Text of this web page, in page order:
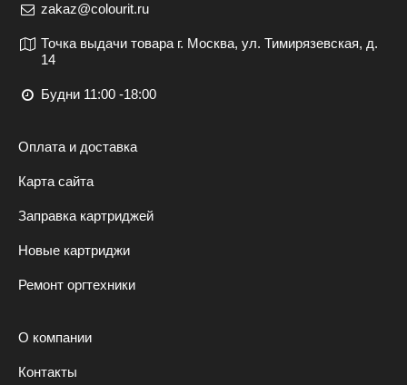
zakaz@colourit.ru
Точка выдачи товара г. Москва, ул. Тимирязевская, д.
14
Будни 11:00 -18:00
Оплата и доставка
Карта сайта
Заправка картриджей
Новые картриджи
Ремонт оргтехники
О компании
Контакты